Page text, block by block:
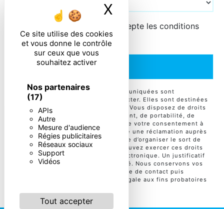
Ce site utilise des cookies
et vous donne le contrôle
sur ceux que vous
souhaitez activer
Nos partenaires
(17)
APIs
Autre
Mesure d'audience
Régies publicitaires
Réseaux sociaux
Support
Vidéos
Tout accepter
X Masquer le
En cochant cette case, j'accepte les conditions
particulières ci-dessous **
ENVOYER
** Les données personnelles communiquées sont
nécessaires aux fins de vous contacter. Elles sont destinées
à l'entreprise et ses sous-traitants. Vous disposez de droits
d’accès, de rectification, d’effacement, de portabilité, de
limitation, d’opposition, de retrait de votre consentement à
tout moment et du droit d’introduire une réclamation auprès
d’une autorité de contrôle, ainsi que d’organiser le sort de
vos données post-mortem. Vous pouvez exercer ces droits
par voie postale ou par courrier électronique. Un justificatif
d'identité pourra vous être demandé. Nous conservons vos
données pendant la période de prise de contact puis
pendant la durée de prescription légale aux fins probatoires